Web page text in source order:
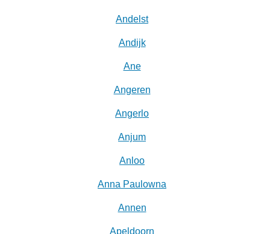
Andelst
Andijk
Ane
Angeren
Angerlo
Anjum
Anloo
Anna Paulowna
Annen
Apeldoorn